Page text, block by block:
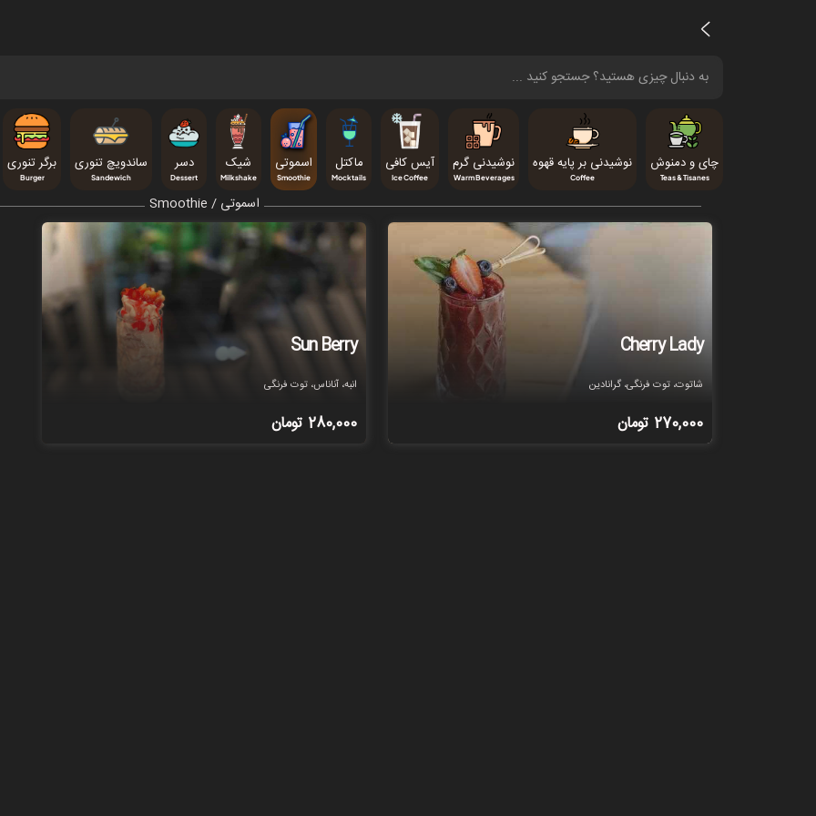
چای و دمنوش
Teas & Tisanes
نوشیدنی بر پایه قهوه
Coffee
نوشیدنی گرم
Warm Beverages
آیس کافی
Ice Coffee
ماکتل
Mocktails
اسموتی
Smoothie
شیک
Milkshake
دسر
Dessert
ساندویچ تنوری
Sandewich
برگر تنوری
Burger
اسموتی / Smoothie
Cherry Lady
شاتوت، توت فرنگی، گرانادین
270,000 تومان
Sun Berry
انبه، آناناس، توت فرنگی
280,000 تومان